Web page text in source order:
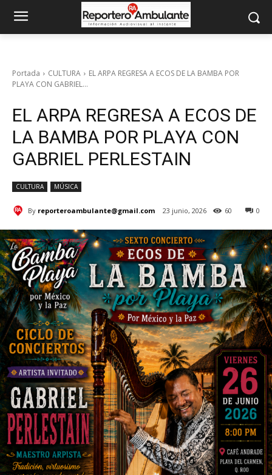
Portada CULTURA
EL ARPA REGRESA A ECOS DE LA BAMBA POR
PLAYA CON GABRIEL...
EL ARPA REGRESA A ECOS DE
LA BAMBA POR PLAYA CON
GABRIEL PERLESTAIN
CULTURA MÚSICA
By reporteroambulante@gmail.com 23 junio, 2026 0
60